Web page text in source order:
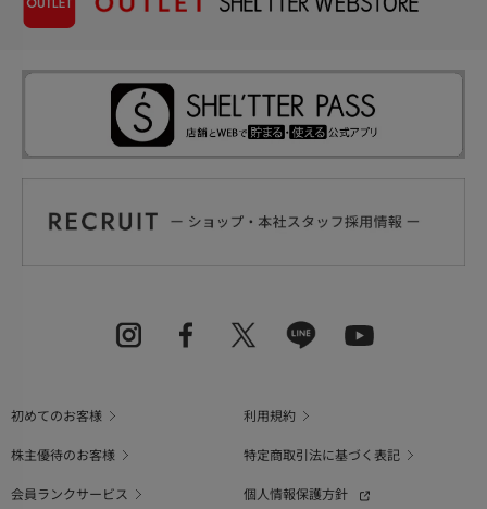
初めてのお客様
利用規約
株主優待のお客様
特定商取引法に基づく表記
会員ランクサービス
個人情報保護方針